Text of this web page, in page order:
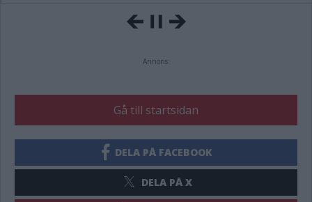
Annons:
Gå till startsidan
DELA PÅ FACEBOOK
DELA PÅ X